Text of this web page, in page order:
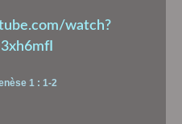
watch?
1 : 1-2